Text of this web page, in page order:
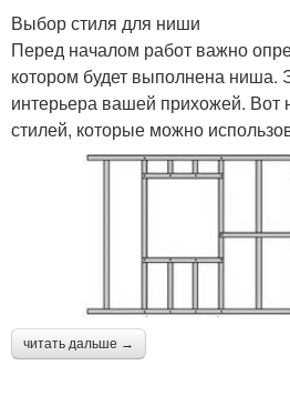
Выбор стиля для ниши
Перед началом работ важно
котором будет выполнена ниша.
интерьера вашей прихожей. Вот
стилей, которые можно
читать дальше →